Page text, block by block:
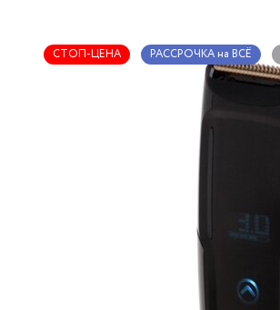
СТОП-ЦЕНА РАССРОЧКА на ВСЁ